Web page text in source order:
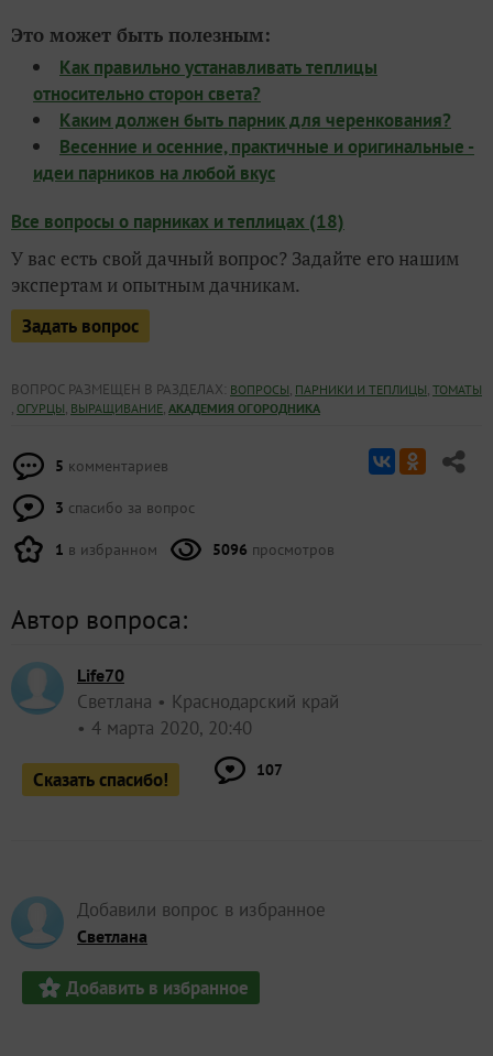
Это может быть полезным:
Как правильно устанавливать теплицы
относительно сторон света?
Каким должен быть парник для черенкования?
Весенние и осенние, практичные и оригинальные -
идеи парников на любой вкус
Все вопросы о парниках и теплицах (18)
У вас есть свой дачный вопрос? Задайте его нашим
экспертам и опытным дачникам.
Задать вопрос
ВОПРОС РАЗМЕЩЕН В РАЗДЕЛАХ: ВОПРОСЫ, ПАРНИКИ И ТЕПЛИЦЫ, ТОМАТЫ
, ОГУРЦЫ, ВЫРАЩИВАНИЕ, АКАДЕМИЯ ОГОРОДНИКА
5 комментариев
3 спасибо за вопрос
1 в избранном 5096 просмотров
Автор вопроса:
Life70
Светлана
Краснодарский край
4 марта 2020, 20:40
Сказать спасибо! 107
Добавили вопрос в избранное
Светлана
Добавить в избранное